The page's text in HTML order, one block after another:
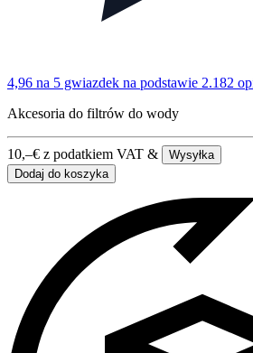
4,96 na 5 gwiazdek na podstawie 2.182
Akcesoria do filtrów do wody
10,–€ z podatkiem VAT &
Wysyłka
Dodaj do koszyka